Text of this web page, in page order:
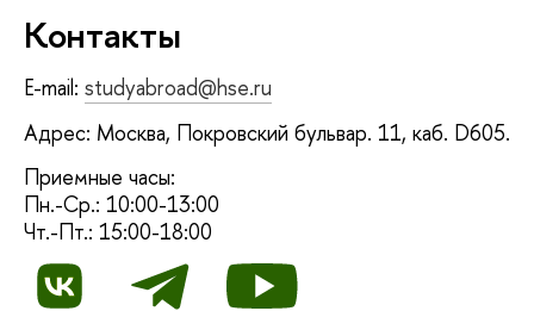
Контакты
E-mail: studyabroad@hse.ru
Адрес: Москва, Покровский бульвар. 11, каб. D605.
Приемные часы:
Пн.-Ср.: 10:00-13:00
Чт.-Пт.: 15:00-18:00